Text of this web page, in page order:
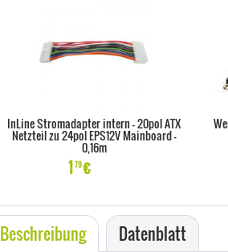
InLine Stromadapter intern - 20pol ATX
Netzteil zu 24pol EPS12V Mainboard -
0,16m
1 79€
Beschreibung Datenblatt